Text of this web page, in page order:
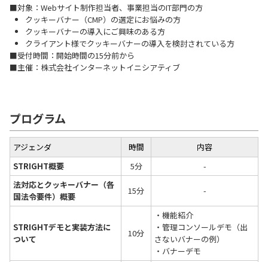
■対象：Webサイト制作担当者、事業担当のIT部門の方
クッキーバナー（CMP）の選定にお悩みの方
クッキーバナーの導入にご興味のある方
クライアント様でクッキーバナーの導入を検討されている方
■受付時間：開始時間の15分前から
■主催：株式会社インターネットイニシアティブ
プログラム
アジェンダ 時間
内容
STRIGHT概要
5分
-
法対応とクッキーバナー（各
国法令要件）概要
15分 -
STRIGHTデモと実装方法に
ついて
10分
・機能紹介
・管理コンソールデモ（出
さないバナーの例）
・バナーデモ